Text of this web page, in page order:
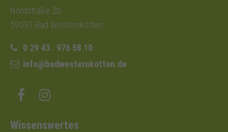
Nordstraße 2b
59597 Bad Westernkotten
0 29 43 . 976 58 10
info@badwesternkotten.de
Wissenswertes